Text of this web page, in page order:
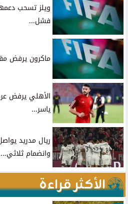
ويلز تسحب دعمها
فشل...
ماكرون يرفض
الأهلي يرفض
ياسر...
ريال مدريد
وانضمام ثلاثي...
الأكثر قراءة